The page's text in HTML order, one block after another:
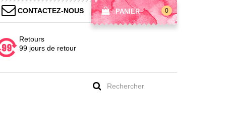
PANIER 0
CONTACTEZ-NOUS
Retours
99 jours de retour